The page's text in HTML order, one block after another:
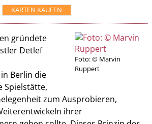
KARTEN KAUFEN
Foto: © Marvin
Ruppert
gründete
Detlef
Berlin die
Spielstätte,
zum Ausprobieren,
ihrer